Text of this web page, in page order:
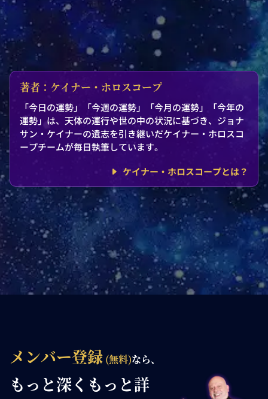
著者：ケイナー・ホロスコープ
「今日の運勢」「今週の運勢」「今月の運勢」「今年の
運勢」は、天体の運行や世の中の状況に基づき、ジョナ
サン・ケイナーの遺志を引き継いだケイナー・ホロスコ
ープチームが毎日執筆しています。
ケイナー・ホロスコープとは？
メンバー登録 (無料)なら、
もっと深く もっと詳